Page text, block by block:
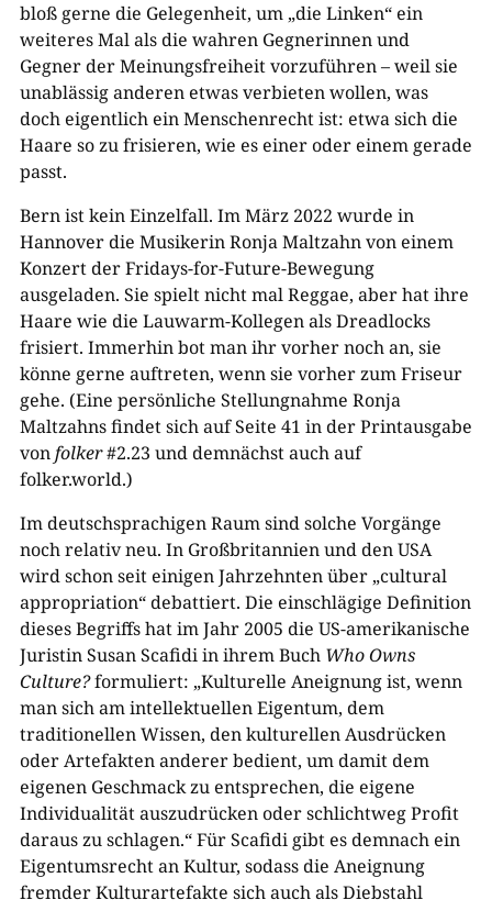
bloß gerne die Gelegenheit, um „die Linken“ ein
weiteres Mal als die wahren Gegnerinnen und
Gegner der Meinungsfreiheit vorzuführen – weil sie
unablässig anderen etwas verbieten wollen, was
doch eigentlich ein Menschenrecht ist: etwa sich die
Haare so zu frisieren, wie es einer oder einem gerade
passt.
Bern ist kein Einzelfall. Im März 2022 wurde in
Hannover die Musikerin Ronja Maltzahn von einem
Konzert der Fridays-for-Future-Bewegung
ausgeladen. Sie spielt nicht mal Reggae, aber hat ihre
Haare wie die Lauwarm-Kollegen als Dreadlocks
frisiert. Immerhin bot man ihr vorher noch an, sie
könne gerne auftreten, wenn sie vorher zum Friseur
gehe. (Eine persönliche Stellungnahme Ronja
Maltzahns findet sich auf Seite 41 in der Printausgabe
vonfolker#2.23 und demnächst auch auf
folker.world.)
Im deutschsprachigen Raum sind solche Vorgänge
noch relativ neu. In Großbritannien und den USA
wird schon seit einigen Jahrzehnten über „cultural
appropriation“ debattiert. Die einschlägige Definition
dieses Begriffs hat im Jahr 2005 die US-amerikanische
Juristin Susan Scafidi in ihrem Buch Who Owns
Culture?formuliert: „Kulturelle Aneignung ist, wenn
man sich am intellektuellen Eigentum, dem
traditionellen Wissen, den kulturellen Ausdrücken
oder Artefakten anderer bedient, um damit dem
eigenen Geschmack zu entsprechen, die eigene
Individualität auszudrücken oder schlichtweg Profit
daraus zu schlagen.“ Für Scafidi gibt es demnach ein
Eigentumsrecht an Kultur, sodass die Aneignung
fremder Kulturartefakte sich auch als Diebstahl